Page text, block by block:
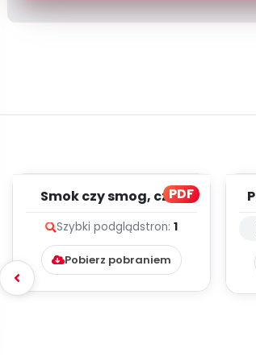
PDF
Smok czy smog, cz. 2
Szybki podglądstron: 1
Pobierz pobraniem